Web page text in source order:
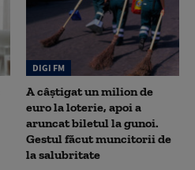
DIGI FM
A câștigat un milion de
euro la loterie, apoi a
aruncat biletul la gunoi.
Gestul făcut muncitorii de
la salubritate